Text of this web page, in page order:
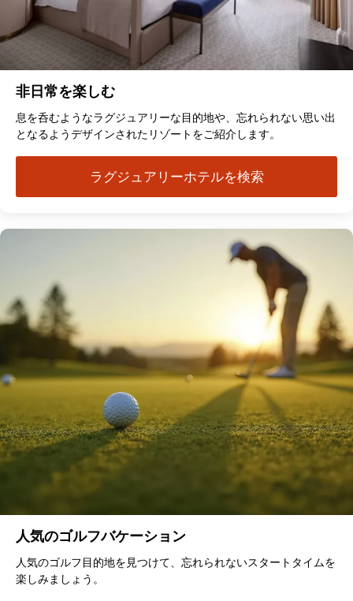
非日常を楽しむ
息を呑むようなラグジュアリーな目的地や、忘れられない思い出
となるようデザインされたリゾートをご紹介します。
ラグジュアリーホテルを検索
人気のゴルフバケーション
人気のゴルフ目的地を見つけて、忘れられないスタートタイムを
楽しみましょう。